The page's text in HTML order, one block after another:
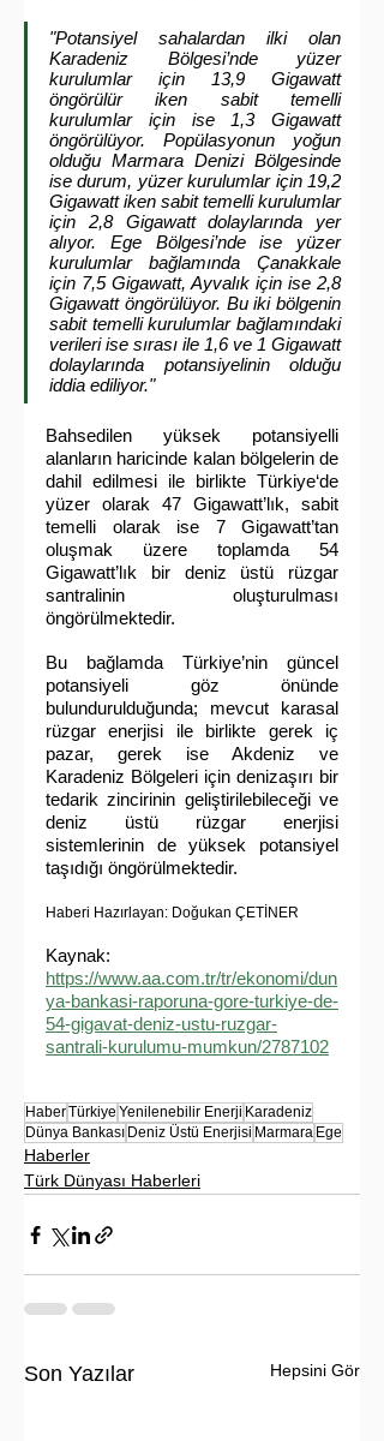
"Potansiyel sahalardan ilki olan
Karadeniz Bölgesi’nde yüzer
kurulumlar için 13,9 Gigawatt
öngörülür iken sabit temelli
kurulumlar için ise 1,3 Gigawatt
öngörülüyor. Popülasyonun yoğun
olduğu Marmara Denizi Bölgesinde
ise durum, yüzer kurulumlar için 19,2
Gigawatt iken sabit temelli kurulumlar
için 2,8 Gigawatt dolaylarında yer
alıyor. Ege Bölgesi’nde ise yüzer
kurulumlar bağlamında Çanakkale
için 7,5 Gigawatt, Ayvalık için ise 2,8
Gigawatt öngörülüyor. Bu iki bölgenin
sabit temelli kurulumlar bağlamındaki
verileri ise sırası ile 1,6 ve 1 Gigawatt
dolaylarında potansiyelinin olduğu
iddia ediliyor."
Bahsedilen yüksek potansiyelli
alanların haricinde kalan bölgelerin de
dahil edilmesi ile birlikte Türkiye‘de
yüzer olarak 47 Gigawatt’lık, sabit
temelli olarak ise 7 Gigawatt’tan
oluşmak üzere toplamda 54
Gigawatt’lık bir deniz üstü rüzgar
santralinin oluşturulması
öngörülmektedir.
Bu bağlamda Türkiye’nin güncel
potansiyeli göz önünde
bulundurulduğunda; mevcut karasal
rüzgar enerjisi ile birlikte gerek iç
pazar, gerek ise Akdeniz ve
Karadeniz Bölgeleri için denizaşırı bir
tedarik zincirinin geliştirilebileceği ve
deniz üstü rüzgar enerjisi
sistemlerinin de yüksek potansiyel
taşıdığı öngörülmektedir.
Haberi Hazırlayan: Doğukan ÇETİNER
Kaynak:
https://www.aa.com.tr/tr/ekonomi/dun
ya-bankasi-raporuna-gore-turkiye-de-
54-gigavat-deniz-ustu-ruzgar-
santrali-kurulumu-mumkun/2787102
HaberTürkiye Yenilenebilir Enerji Karadeniz
Dünya Bankası Deniz Üstü Enerjisi Marmara Ege
Haberler
Türk Dünyası Haberleri
Son Yazılar Hepsini Gör